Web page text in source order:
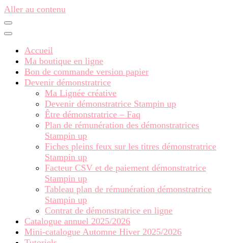
Aller au contenu
Accueil
Ma boutique en ligne
Bon de commande version papier
Devenir démonstratrice
Ma Lignée créative
Devenir démonstratrice Stampin up
Être démonstratrice – Faq
Plan de rémunération des démonstratrices
Stampin up
Fiches pleins feux sur les titres démonstratrice
Stampin up
Facteur CSV et de paiement démonstratrice
Stampin up
Tableau plan de rémunération démonstratrice
Stampin up
Contrat de démonstratrice en ligne
Catalogue annuel 2025/2026
Mini-catalogue Automne Hiver 2025/2026